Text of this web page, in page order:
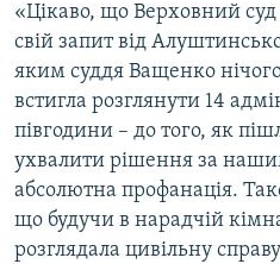
«Цікаво, що Верховний суд
свій запит від
яким суддя Ващенко
встигла розглянути 14
півгодини – до того, як
ухвалити рішення за
абсолютна профанація.
що будучи в нарадчій
розглядала цивільну